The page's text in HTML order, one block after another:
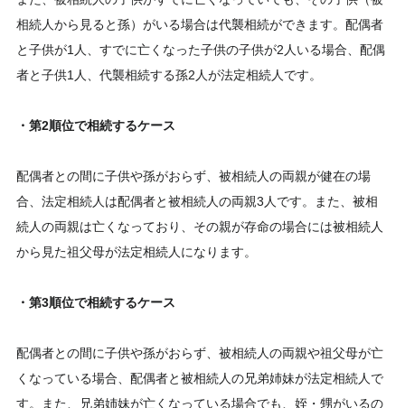
相続人から見ると孫）がいる場合は代襲相続ができます。配偶者
と子供が1人、すでに亡くなった子供の子供が2人いる場合、配偶
者と子供1人、代襲相続する孫2人が法定相続人です。
・第2順位で相続するケース
配偶者との間に子供や孫がおらず、被相続人の両親が健在の場
合、法定相続人は配偶者と被相続人の両親3人です。また、被相
続人の両親は亡くなっており、その親が存命の場合には被相続人
から見た祖父母が法定相続人になります。
・第3順位で相続するケース
配偶者との間に子供や孫がおらず、被相続人の両親や祖父母が亡
くなっている場合、配偶者と被相続人の兄弟姉妹が法定相続人で
す。また、兄弟姉妹が亡くなっている場合でも、姪・甥がいるの